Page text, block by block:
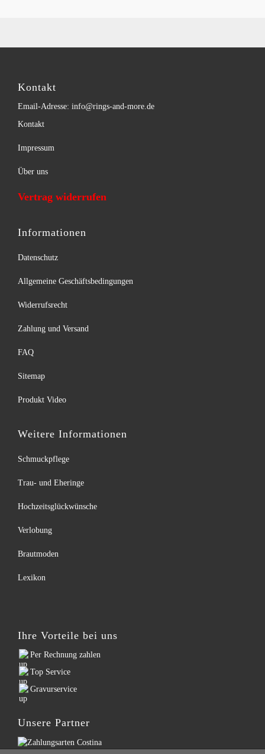
Kontakt
Email-Adresse: info@rings-and-more.de
Kontakt
Impressum
Über uns
Vertrag widerrufen
Informationen
Datenschutz
Allgemeine Geschäftsbedingungen
Widerrufsrecht
Zahlung und Versand
FAQ
Sitemap
Produkt Video
Weitere Informationen
Schmuckpflege
Trau- und Eheringe
Hochzeitsglückwünsche
Verlobung
Brautmoden
Lexikon
Ihre Vorteile bei uns
Per Rechnung zahlen
Top Service
Gravurservice
Unsere Partner